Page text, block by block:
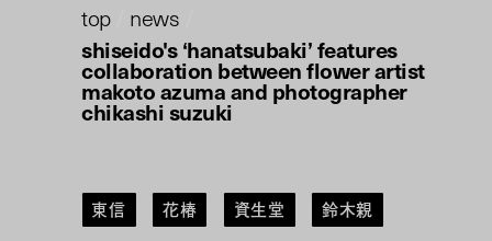
top/ news
shiseido's ‘hanatsubaki’ features
collaboration between flower artist
makoto azuma and photographer
chikashi suzuki
東信 花椿 資生堂 鈴木親